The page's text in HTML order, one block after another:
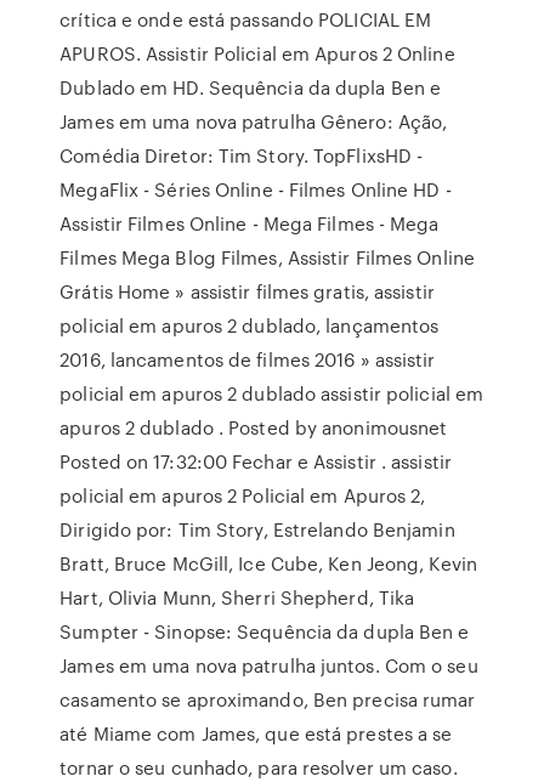
crítica e onde está passando POLICIAL EM
APUROS. Assistir Policial em Apuros 2 Online
Dublado em HD. Sequência da dupla Ben e
James em uma nova patrulha Gênero: Ação,
Comédia Diretor: Tim Story. TopFlixsHD -
MegaFlix - Séries Online - Filmes Online HD -
Assistir Filmes Online - Mega Filmes - Mega
Filmes Mega Blog Filmes, Assistir Filmes Online
Grátis Home » assistir filmes gratis, assistir
policial em apuros 2 dublado, lançamentos
2016, lancamentos de filmes 2016 » assistir
policial em apuros 2 dublado assistir policial em
apuros 2 dublado . Posted by anonimousnet
Posted on 17:32:00 Fechar e Assistir . assistir
policial em apuros 2 Policial em Apuros 2,
Dirigido por: Tim Story, Estrelando Benjamin
Bratt, Bruce McGill, Ice Cube, Ken Jeong, Kevin
Hart, Olivia Munn, Sherri Shepherd, Tika
Sumpter - Sinopse: Sequência da dupla Ben e
James em uma nova patrulha juntos. Com o seu
casamento se aproximando, Ben precisa rumar
até Miame com James, que está prestes a se
tornar o seu cunhado, para resolver um caso.